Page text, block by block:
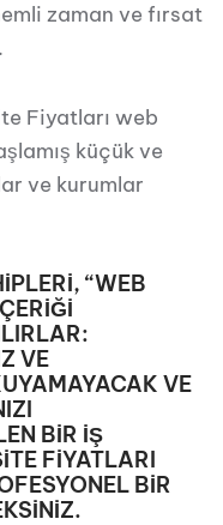
zaman ve fırsat
Fiyatları web
küçük ve
ve kurumlar
“WEB
VE
VE
BİR İŞ
FİYATLARI
BİR